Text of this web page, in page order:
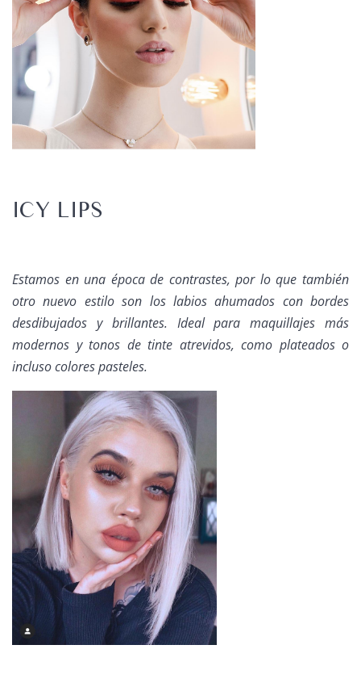
ICY LIPS
Estamos en una época de contrastes, por lo que también
otro nuevo estilo son los labios ahumados con bordes
desdibujados y brillantes. Ideal para maquillajes más
modernos y tonos de tinte atrevidos, como plateados o
incluso colores pasteles.